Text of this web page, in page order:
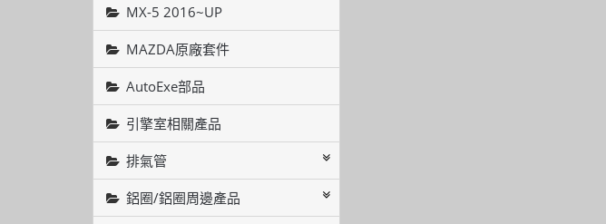
MX-5 2016~UP
MAZDA原廠套件
AutoExe部品
引擎室相關產品
排氣管
鋁圈/鋁圈周邊產品